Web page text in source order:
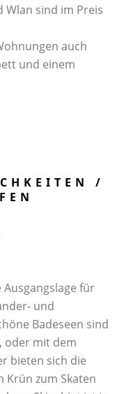
Wlan sind im Preis
auch
und einem
/
für
und
Badeseen sind
oder mit dem
bieten sich die
zum Skaten